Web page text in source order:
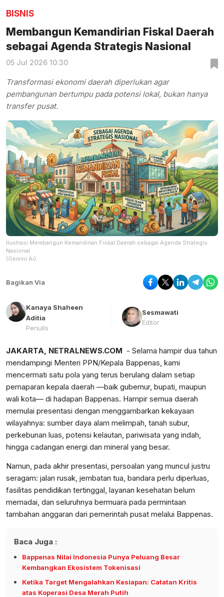
BISNIS
Membangun Kemandirian Fiskal Daerah
sebagai Agenda Strategis Nasional
05 Jul 2026 10:30
Transformasi ekonomi daerah diperlukan agar
pembangunan bertumpu pada potensi lokal, bukan hanya
transfer pusat.
Ilustrasi Membangun Kemandirian Fiskal Daerah sebagai Agenda Strategis
Nasional
(Gemini Ai)
Bagikan Via
Kanaya Shaheen
Aditia
Penulis
Sesmawati
Editor
JAKARTA, NETRALNEWS.COM - Selama hampir dua tahun
mendampingi Menteri PPN/Kepala Bappenas, kami
mencermati satu pola yang terus berulang dalam setiap
pemaparan kepala daerah —baik gubernur, bupati, maupun
wali kota— di hadapan Bappenas. Hampir semua daerah
memulai presentasi dengan menggambarkan kekayaan
wilayahnya: sumber daya alam melimpah, tanah subur,
perkebunan luas, potensi kelautan, pariwisata yang indah,
hingga cadangan energi dan mineral yang besar.
Namun, pada akhir presentasi, persoalan yang muncul justru
seragam: jalan rusak, jembatan tua, bandara perlu diperluas,
fasilitas pendidikan tertinggal, layanan kesehatan belum
memadai, dan seluruhnya bermuara pada permintaan
tambahan anggaran dari pemerintah pusat melalui Bappenas.
Baca Juga :
Bappenas Nilai Indonesia Punya Peluang Besar
Kembangkan Ekosistem Tokenisasi
Ketika Target Mengalahkan Kesiapan: Catatan Kritis
atas Koperasi Desa Merah Putih